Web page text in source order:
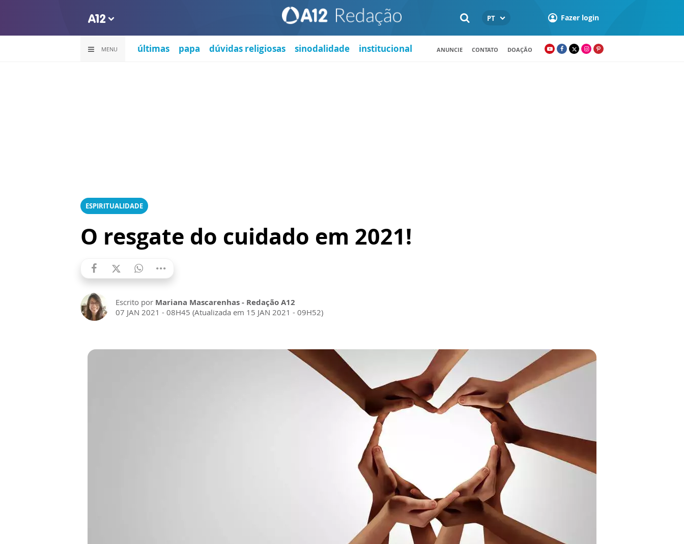
PT Fazer login
MENU últimas papa dúvidas religiosas sinodalidade institucional ANUNCIE CONTATO DOAÇÃO
ESPIRITUALIDADE
O resgate do cuidado em 2021!
Escrito por Mariana Mascarenhas - Redação A12
07 JAN 2021 - 08H45 (Atualizada em 15 JAN 2021 - 09H52)